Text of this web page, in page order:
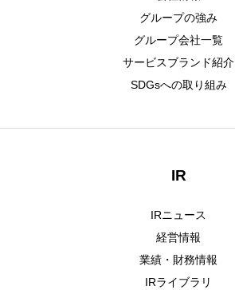
グループの強み
グループ会社一覧
サービスブランド紹介
SDGsへの取り組み
IR
IRニュース
経営情報
業績・財務情報
IRライブラリ